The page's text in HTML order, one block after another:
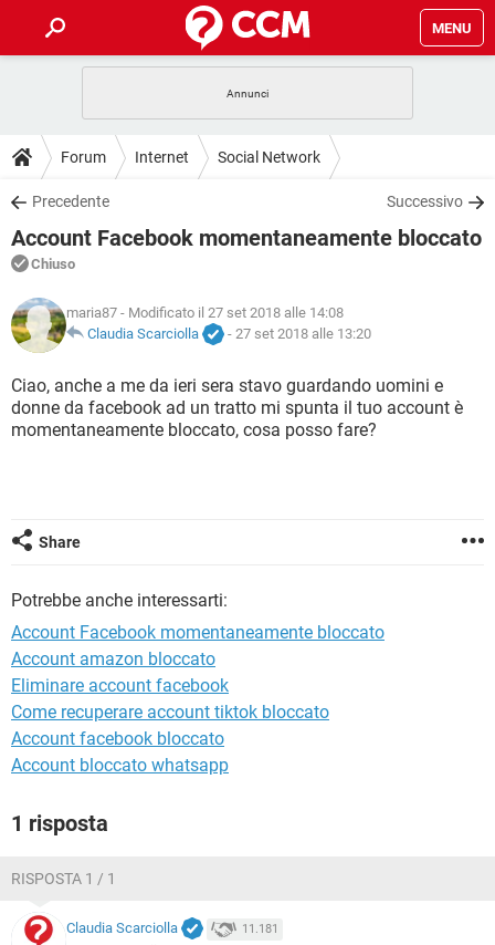
MENU
INTRATTENIMENTO ANDROID
iOS
INSTAGRAM WHATSAPP
TIKTOK
HARDWARE
GUIDE
COVID-19
iOS
INSTAGRAM
TIKTOK FACEBOOK
DOWNLOAD
COVID-19 GAMING
INTRATTENIMENTO
iOS WINDOWS 10
INSTAGRAM
TIKTOK FACEBOOK
HARDWARE
FORUM
COVID-19
INTRATTENIMENTO ANDROID
INSTAGRAM WHATSAPP
GLOSSARIO
COVID-19
INTRATTENIMENTO ANDROID
iOS WINDOWS 10
HARDWARE
Forum Internet Social Network
Precedente Successivo
Account Facebook momentaneamente bloccato
Chiuso
maria87 - Modificato il 27 set 2018 alle 14:08
Claudia Scarciolla
- 27 set 2018 alle 13:20
Ciao, anche a me da ieri sera stavo guardando uomini e
donne da facebook ad un tratto mi spunta il tuo account è
momentaneamente bloccato, cosa posso fare?
Share
Potrebbe anche interessarti:
Account Facebook momentaneamente bloccato
Account amazon bloccato
Eliminare account facebook
Come recuperare account tiktok bloccato
Account facebook bloccato
Account bloccato whatsapp
1 risposta
RISPOSTA 1 / 1
Claudia Scarciolla 11.181